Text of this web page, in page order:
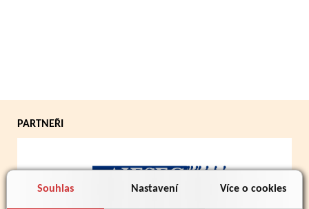
Souhlas Nastavení Více o cookies
PARTNEŘI